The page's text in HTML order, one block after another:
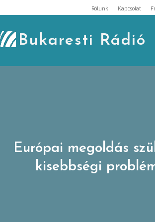
to
content
Rólunk Kapcsolat
Bukaresti Rádió
Európai megoldás
kisebbségi